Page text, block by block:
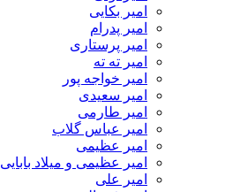
امیر بکایی
امیر پدرام
امیر پرستاری
امیر ته ته
امیر خواجه پور
امیر سعیدی
امیر طارمی
امیر عباس گلاب
امیر عظیمی
امیر عظیمی و میلاد بابایی
امیر علی